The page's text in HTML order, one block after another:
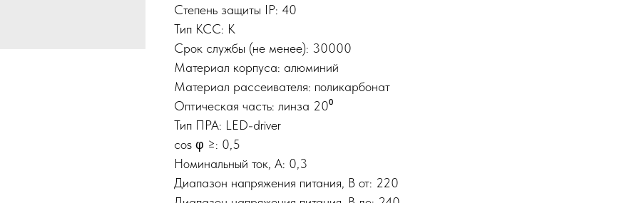
Степень защиты IP: 40
Тип КСС: К
Срок службы (не менее): 30000
Материал корпуса: алюминий
Материал рассеивателя: поликарбонат
Оптическая часть: линза 20⁰
Тип ПРА: LED-driver
cos φ ≥: 0,5
Номинальный ток, A: 0,3
Диапазон напряжения питания, В от: 220